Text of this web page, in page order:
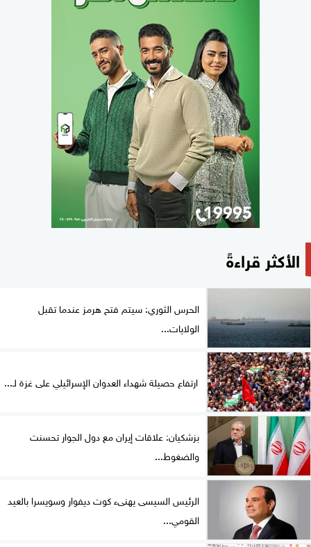
الأكثر قراءةً
الحرس الثوري: سيتم فتح هرمز عندما تقبل
الولايات...
ارتفاع حصيلة شهداء العدوان الإسرائيلي على غزة لـ...
بزشكيان: علاقات إيران مع دول الجوار تحسنت
والضغوط...
الرئيس السيسى يهنىء كوت ديفوار وسويسرا بالعيد
القومي...